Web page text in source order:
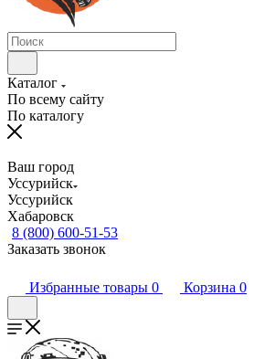
Каталог
По всему сайту
По каталогу
Ваш город
Уссурийск
Уссурийск
Хабаровск
8 (800) 600-51-53
Заказать звонок
Избранные товары 0 Корзина 0